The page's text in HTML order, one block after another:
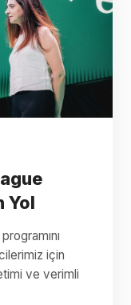
Yol
için
ve verimli